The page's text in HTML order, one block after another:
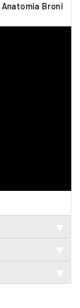
Anatomia Broni